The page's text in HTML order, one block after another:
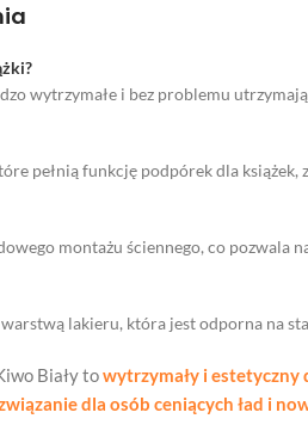
wytrzymałe i bez problemu
pełnią funkcję podpórek dla książek,
montażu ściennego, co pozwala
lakieru, która jest odporna na
Biały towytrzymały i estetyczny
dla osób ceniących ład i